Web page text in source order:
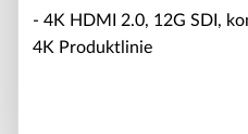
- 4K HDMI 2.0, 12G SDI,
4K Produktlinie